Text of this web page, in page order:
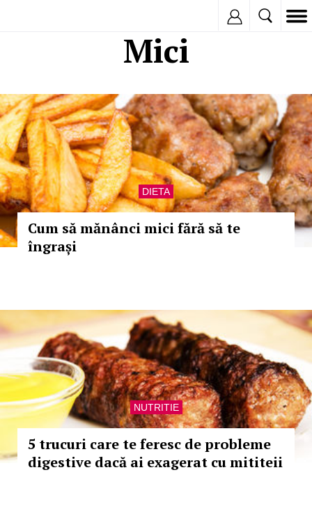
Mici
DIETA
Cum să mănânci mici fără să te
îngrași
NUTRITIE
5 trucuri care te feresc de probleme
digestive dacă ai exagerat cu mititeii